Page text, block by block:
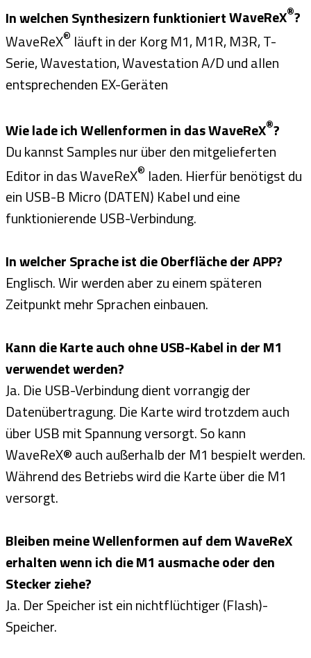
In welchen Synthesizern funktioniertWaveReX®?
WaveReX® läuft in der Korg M1, M1R, M3R, T-
Serie, Wavestation, Wavestation A/D und allen
entsprechenden EX-Geräten
Wie lade ich Wellenformen in das WaveReX®?
Du kannst Samples nur über den mitgelieferten
Editor in das WaveReX® laden. Hierfür benötigst du
ein USB-B Micro (DATEN) Kabel und eine
funktionierende USB-Verbindung.
In welcher Sprache ist die Oberfläche der APP?
Englisch. Wir werden aber zu einem späteren
Zeitpunkt mehr Sprachen einbauen.
Kann die Karte auch ohne USB-Kabel in der M1
verwendet werden?
Ja. Die USB-Verbindung dient vorrangig der
Datenübertragung. Die Karte wird trotzdem auch
über USB mit Spannung versorgt. So kann
WaveReX® auch außerhalb der M1 bespielt werden.
Während des Betriebs wird die Karte über die M1
versorgt.
Bleiben meine Wellenformen auf dem WaveReX
erhalten wenn ich die M1 ausmache oder den
Stecker ziehe?
Ja. Der Speicher ist ein nichtflüchtiger (Flash)-
Speicher.